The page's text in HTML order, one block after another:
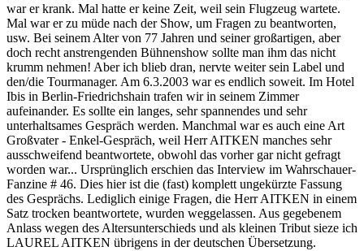
war er krank. Mal hatte er keine Zeit, weil sein Flugzeug wartete.
Mal war er zu müde nach der Show, um Fragen zu beantworten,
usw. Bei seinem Alter von 77 Jahren und seiner großartigen, aber
doch recht anstrengenden Bühnenshow sollte man ihm das nicht
krumm nehmen! Aber ich blieb dran, nervte weiter sein Label und
den/die Tourmanager. Am 6.3.2003 war es endlich soweit. Im Hotel
Ibis in Berlin-Friedrichshain trafen wir in seinem Zimmer
aufeinander. Es sollte ein langes, sehr spannendes und sehr
unterhaltsames Gespräch werden. Manchmal war es auch eine Art
Großvater - Enkel-Gespräch, weil Herr AITKEN manches sehr
ausschweifend beantwortete, obwohl das vorher gar nicht gefragt
worden war... Ursprünglich erschien das Interview im Wahrschauer-
Fanzine # 46. Dies hier ist die (fast) komplett ungekürzte Fassung
des Gesprächs. Lediglich einige Fragen, die Herr AITKEN in einem
Satz trocken beantwortete, wurden weggelassen. Aus gegebenem
Anlass wegen des Altersunterschieds und als kleinen Tribut sieze ich
LAUREL AITKEN übrigens in der deutschen Übersetzung.